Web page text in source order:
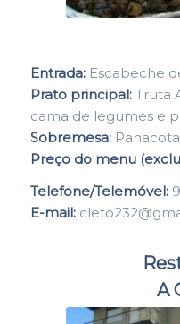
Entrada:Escabeche
Prato principal:Truta
cama de legumes e
Sobremesa:Panacota
Preço do menu
Telefone/Telemóvel:
E-mail:
A